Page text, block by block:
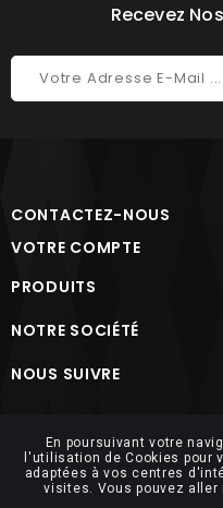
Recevez
CONTACTEZ-NOUS
VOTRE COMPTE
PRODUITS
NOTRE SOCIÉTÉ
NOUS SUIVRE
En poursuivant votre
l'utilisation de Cookies pour
adaptées à vos centres
visites. Vous pouvez